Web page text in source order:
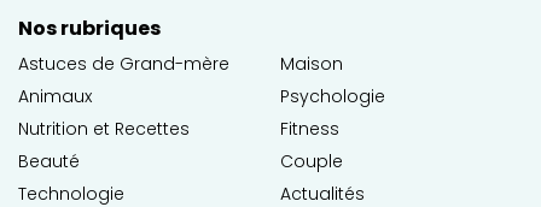
Nos rubriques
Astuces de Grand-mère
Animaux
Nutrition et Recettes
Beauté
Technologie
Maison
Psychologie
Fitness
Couple
Actualités